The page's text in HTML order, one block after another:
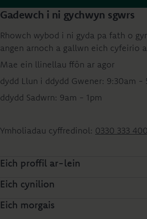
Gadewch i ni gychwyn sgwrs
Rhowch wybod i ni gyda pa fath o
angen arnoch a gallwn eich cyfeirio
Mae ein llinellau ffôn ar agor
dydd Llun i ddydd Gwener: 9:30am -
ddydd Sadwrn: 9am - 1pm
Ymholiadau cyffredinol: 0330 333
Eich proffil ar-lein
Eich cynilion
Eich morgais